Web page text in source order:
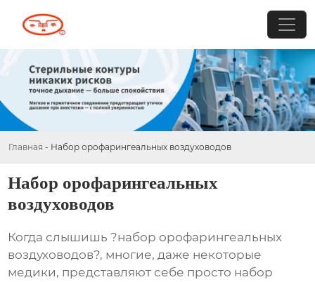
Главная - Набор орофарингеальных воздуховодов
Набор орофарингеальных
воздуховодов
Когда слышишь ?набор орофарингеальных
воздуховодов?, многие, даже некоторые
медики, представляют себе просто набор